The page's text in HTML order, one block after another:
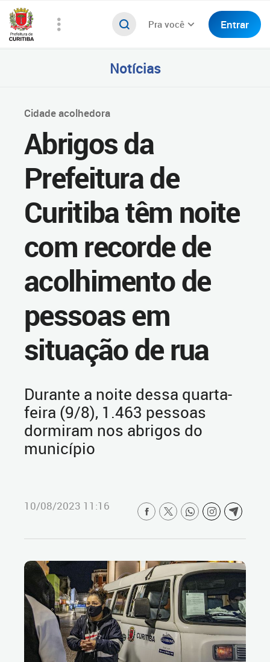
Pra você Entrar
Notícias
Cidade acolhedora
Abrigos da
Prefeitura de
Curitiba têm noite
com recorde de
acolhimento de
pessoas em
situação de rua
Durante a noite dessa quarta-
feira (9/8), 1.463 pessoas
dormiram nos abrigos do
município
10/08/2023 11:16